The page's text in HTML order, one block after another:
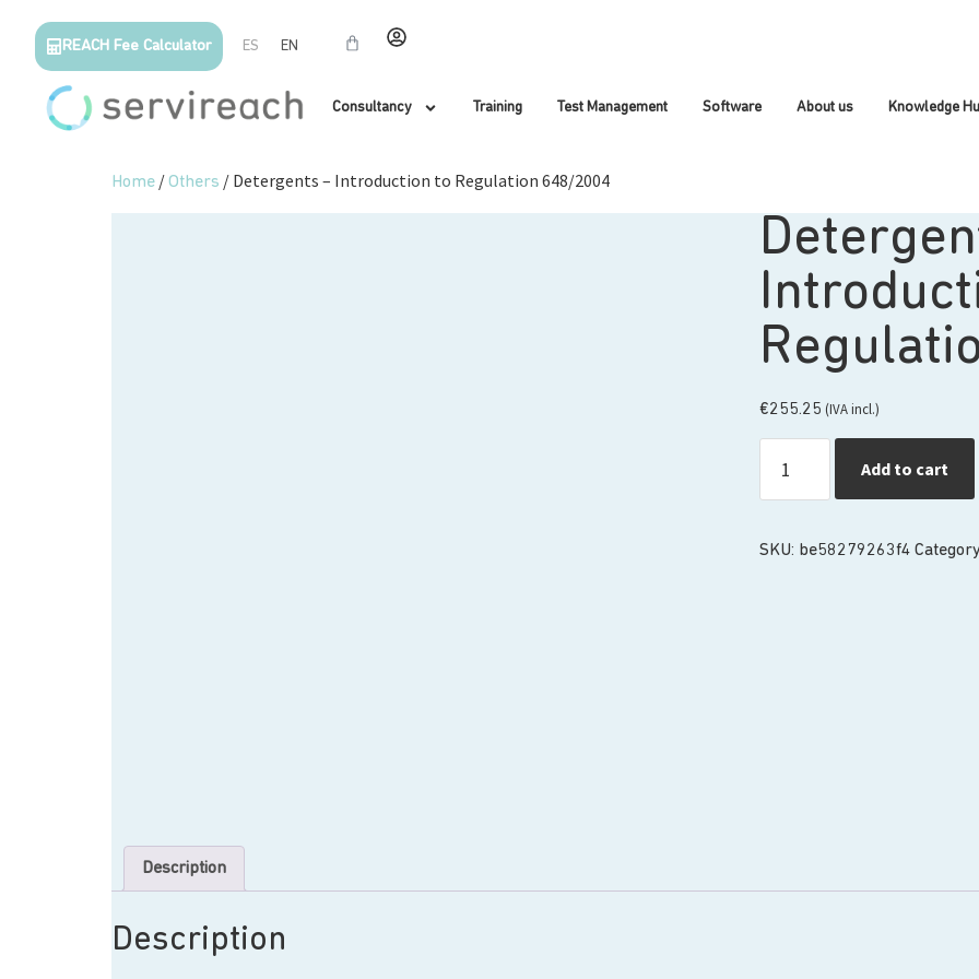
REACH Fee Calculator ES EN
Consultancy Training Test Management Software About us Knowledge
Home /Others / Detergents – Introduction to Regulation 648/2004
€255.25 (IVA incl.)
Add to cart
SKU: be58279263f4
Description
Description